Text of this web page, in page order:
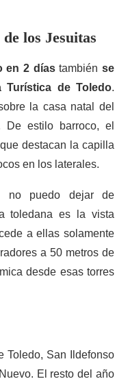
los Jesuitas
en 2 díastambiénse
Turística de Toledo.
la casa natal del
De estilo barroco, el
destacan la capilla
en los laterales.
puedo dejar de
toledana es la vista
a ellas solamente
a 50 metros de
desde esas torres
Toledo, San Ildefonso
El resto del año